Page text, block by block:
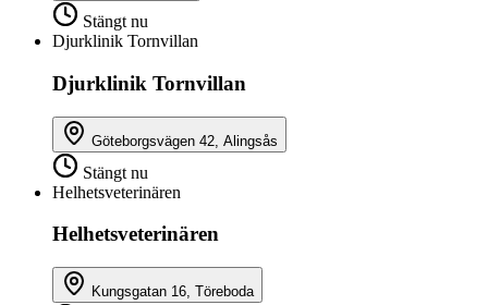
Stängt nu
Djurklinik Tornvillan
Djurklinik Tornvillan
Göteborgsvägen 42, Alingsås
Stängt nu
Helhetsveterinären
Helhetsveterinären
Kungsgatan 16, Töreboda